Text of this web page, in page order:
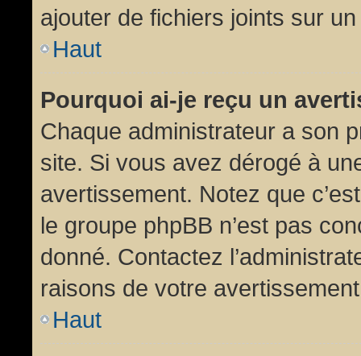
ajouter de fichiers joints sur
Haut
Pourquoi ai-je reçu un
Chaque administrateur a son
site. Si vous avez dérogé à
avertissement. Notez que
le groupe phpBB n’est pas
donné. Contactez
raisons de votre
Haut